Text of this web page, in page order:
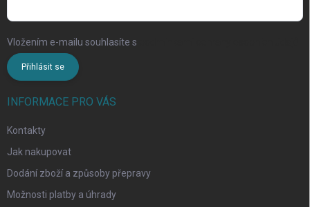
Vložením e-mailu souhlasíte s
Přihlásit se
INFORMACE PRO VÁS
Kontakty
Jak nakupovat
Dodání zboží a způsoby přepravy
Možnosti platby a úhrady